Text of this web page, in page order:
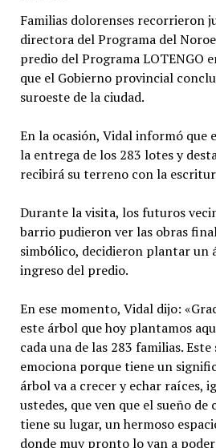
Familias dolorenses recorrieron
directora del Programa del
predio del Programa LOTENGO
que el Gobierno provincial
suroeste de la ciudad.
En la ocasión, Vidal informó que
la entrega de los 283 lotes y
recibirá su terreno con la
Durante la visita, los futuros
barrio pudieron ver las obras
simbólico, decidieron plantar un
ingreso del predio.
En ese momento, Vidal dijo:
este árbol que hoy plantamos
cada una de las 283 familias.
emociona porque tiene un
árbol va a crecer y echar raíces,
ustedes, que ven que el sueño de
tiene su lugar, un hermoso
donde muy pronto lo van a